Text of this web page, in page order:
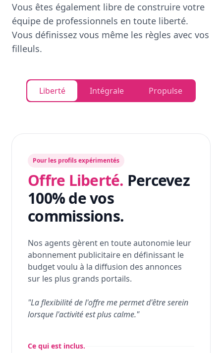
Vous êtes également libre de construire votre
équipe de professionnels en toute liberté.
Vous définissez vous même les règles avec vos
filleuls.
Liberté Intégrale Propulse
Pour les profils expérimentés
Offre Liberté. Percevez
100% de vos
commissions.
Nos agents gèrent en toute autonomie leur
abonnement publicitaire en définissant le
budget voulu à la diffusion des annonces
sur les plus grands portails.
"La flexibilité de l'offre me permet d'être serein
lorsque l'activité est plus calme."
Ce qui est inclus.